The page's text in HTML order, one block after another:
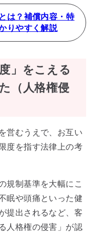
は？補償内容・特
りやすく解説
」をこえる
（人格権侵
営むうえで、お互い
度を指す法律上の考
規制基準を大幅にこ
眠や頭痛といった健
提出されるなど、客
人格権の侵害」が認